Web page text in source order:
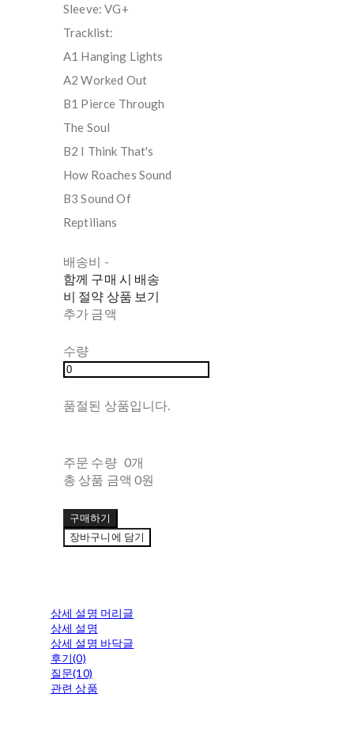
Sleeve: VG+
Tracklist:
A1 Hanging Lights
A2 Worked Out
B1 Pierce Through
The Soul
B2 I Think That's
How Roaches Sound
B3 Sound Of
Reptilians
배송비 -
함께 구매 시 배송
비 절약 상품 보기
추가 금액
수량
품절된 상품입니다.
주문 수량 0개
총 상품 금액 0원
구매하기
장바구니에 담기
상세 설명 머리글
상세 설명
상세 설명 바닥글
후기(0)
질문(10)
관련 상품